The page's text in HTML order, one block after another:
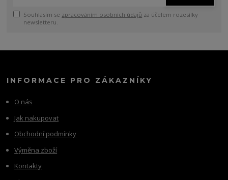
Souhlasím se zpracováním osobních údajů za účelem rozesílky
newsletteru.
INFORMACE PRO ZÁKAZNÍKY
O nás
Jak nakupovat
Obchodní podmínky
Výměna zboží
Kontakty